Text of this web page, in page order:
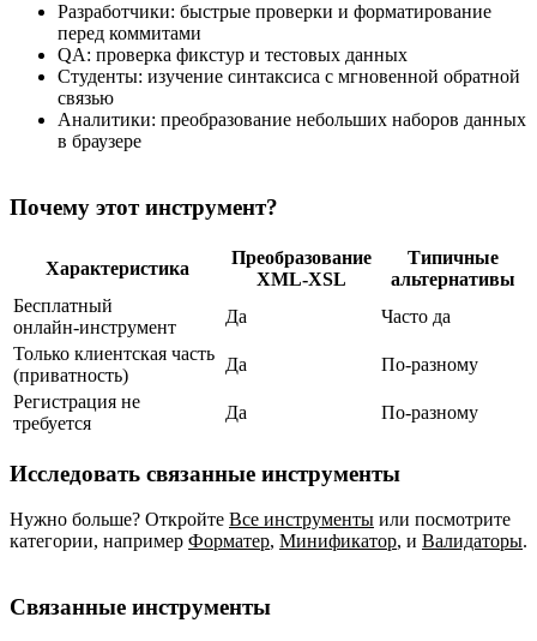
Разработчики: быстрые проверки и форматирование
перед коммитами
QA: проверка фикстур и тестовых данных
Студенты: изучение синтаксиса с мгновенной обратной
связью
Аналитики: преобразование небольших наборов данных
в браузере
Почему этот инструмент?
Характеристика
Преобразование
XML‑XSL
Типичные
альтернативы
Бесплатный
онлайн‑инструмент
Да
Часто да
Только клиентская часть
(приватность)
Да
По‑разному
Регистрация не
требуется
Да По‑разному
Исследовать связанные инструменты
Нужно больше? Откройте Все инструменты или посмотрите
категории, например Форматер, Минификатор, и Валидаторы.
Связанные инструменты